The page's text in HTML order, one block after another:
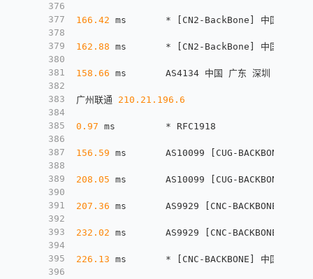
376
377
378
379
380
381
382
383
384
385
386
387
388
389
390
391
392
393
394
395
396
166.42 ms       * [ CN2-BackBone ] 中国 广东
162.88 ms       * [ CN2-BackBone ] 中国 广东
158.66 ms       AS4134 中国 广东 深圳 福田区
广州联通 210.21 .196 .6
0.97 ms         * RFC1918
156.59 ms       AS10099 [ CUG-BACKBONE
208.05 ms       AS10099 [ CUG-BACKBONE
207.36 ms       AS9929 [ CNC-BACKBONE
232.02 ms       AS9929 [ CNC-BACKBONE
226.13 ms       * [ CNC-BACKBONE ] 中国 广东